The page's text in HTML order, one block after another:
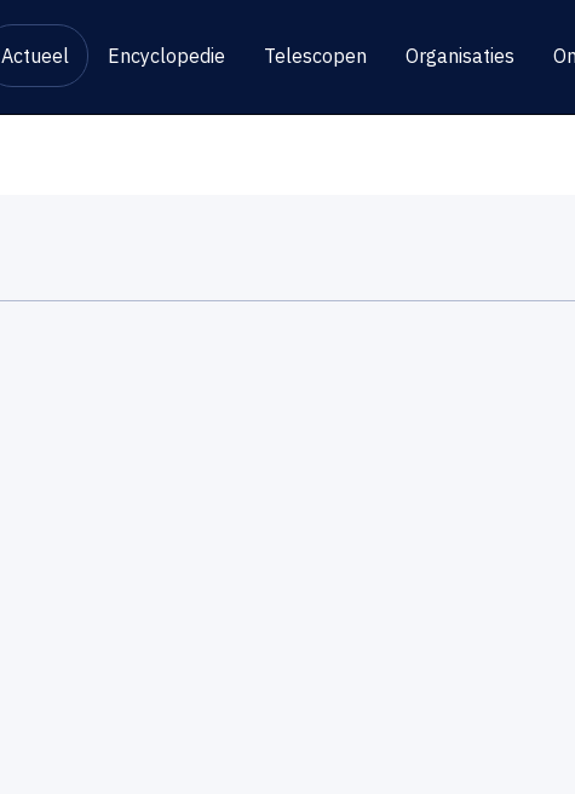
Actueel Encyclopedie Telescopen Organisaties